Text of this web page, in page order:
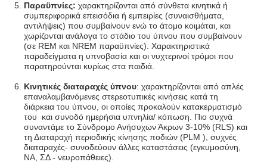
Παραϋπνίες: χαρακτηρίζονται από σύνθετα κινητικά ή
συμπεριφορικά επεισόδια ή εμπειρίες (συναισθήματα,
αντιλήψεις) που συμβαίνουν ενώ το άτομο κοιμάται, και
χωρίζονται ανάλογα το στάδιο του ύπνου που συμβαίνουν
(σε REM και NREM παραϋπνίες). Χαρακτηριστικά
παραδείγματα η υπνοβασία και οι νυχτερινοί τρόμοι που
παρατηρούνται κυρίως στα παιδιά.
Κινητικές διαταραχές ύπνου: χαρακτηρίζονται από απλές
επαναλαμβανόμενες στερεοτυπικές κινήσεις κατά τη
διάρκεια του ύπνου, οι οποίες προκαλούν κατακερματισμό
του και συνοδό ημερήσια υπνηλία/ κόπωση. Πιο συχνά
συναντάμε το Σύνδρομο Ανήσυχων Άκρων 3-10% (RLS) και
τη Διαταραχή περιοδικής κίνησης ποδιών (PLM ), συχνές
διαταραχές- συνοδεύουν άλλες καταστάσεις (εγκυμοσύνη,
ΝΑ, ΣΔ - νευροπάθειες).